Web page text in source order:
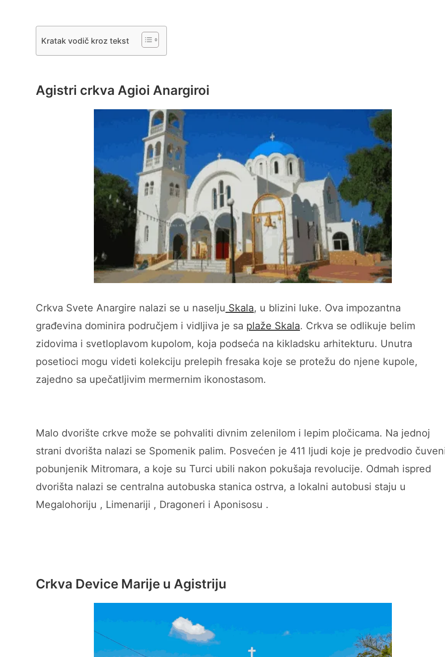
Kratak vodič kroz tekst
Agistri crkva Agioi Anargiroi
Crkva Svete Anargire nalazi se u naselju Skala, u blizini luke. Ova impozantna
građevina dominira područjem i vidljiva je sa plaže Skala. Crkva se odlikuje belim
zidovima i svetloplavom kupolom, koja podseća na kikladsku arhitekturu. Unutra
posetioci mogu videti kolekciju prelepih fresaka koje se protežu do njene kupole,
zajedno sa upečatljivim mermernim ikonostasom.
Malo dvorište crkve može se pohvaliti divnim zelenilom i lepim pločicama. Na jednoj
strani dvorišta nalazi se Spomenik palim. Posvećen je 411 ljudi koje je predvodio
pobunjenik Mitromara, a koje su Turci ubili nakon pokušaja revolucije. Odmah ispred
dvorišta nalazi se centralna autobuska stanica ostrva, a lokalni autobusi staju u
Megalohoriju , Limenariji , Dragoneri i Aponisosu .
Crkva Device Marije u Agistriju